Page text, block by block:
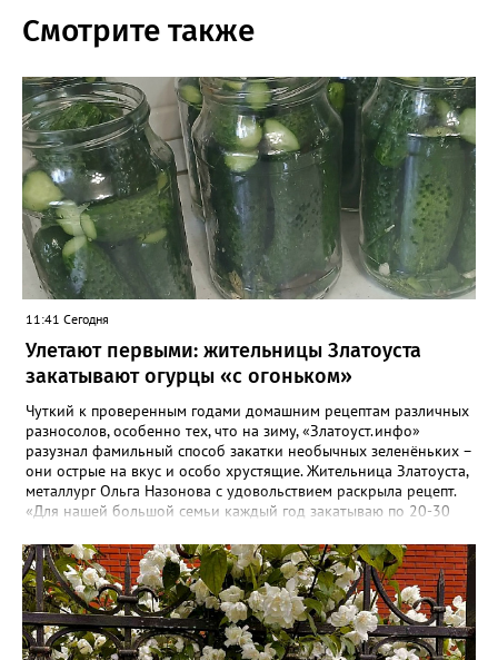
Смотрите также
11:41 Сегодня
Улетают первыми: жительницы Златоуста
закатывают огурцы «с огоньком»
Чуткий к проверенным годами домашним рецептам различных
разносолов, особенно тех, что на зиму, «Златоуст.инфо»
разузнал фамильный способ закатки необычных зеленёньких –
они острые на вкус и особо хрустящие. Жительница Златоуста,
металлург Ольга Назонова с удовольствием раскрыла рецепт.
«Для нашей большой семьи каждый год закатываю по 20-30
улетают со стола первыми, а гости неизменно просят рецепт, -
отметила Ольга. – Несмотря на это неласковое лето, парники
уже полны огурцов. Запаситесь любым недорогим острым
кетчупом и попробуйте наш семейный рецепт. Дети называют
его «Бомбяо». Первое, советует Ольга, - замачиваем огурцы в
воде на 2-3 часа. Тщательно моем и обрезаем «попки». На дно